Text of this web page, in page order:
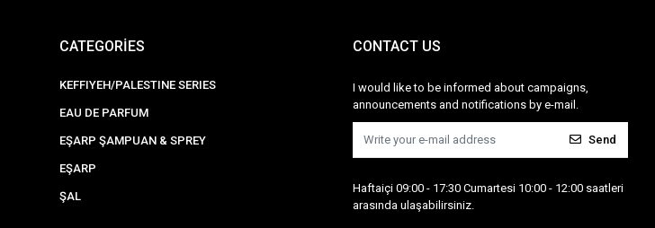
CATEGORİES
KEFFIYEH/PALESTINE SERIES
EAU DE PARFUM
EŞARP ŞAMPUAN & SPREY
EŞARP
ŞAL
CONTACT US
I would like to be informed about campaigns,
announcements and notifications by e-mail.
Send
Haftaiçi 09:00 - 17:30 Cumartesi 10:00 - 12:00 saatleri
arasında ulaşabilirsiniz.